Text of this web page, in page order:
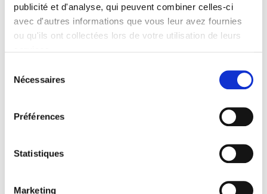
publicité et d'analyse, qui peuvent combiner celles-ci
avec d'autres informations que vous leur avez fournies
ou qu'ils ont collectées lors de votre utilisation de leurs
Nécessaires
Préférences
Statistiques
Marketing
Spécifications
Directeur éditorial
Revue
00352764
français